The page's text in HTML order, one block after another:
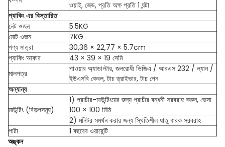
ওয়াই, জেড, প্রতি অক্ষ প্রতি 1 ঘন্টা
প্যাকিং এর বিস্তারিত
নেট ওজন
5.5KG
মোট ওজন
7KG
পণ্য মাত্রা
30,36 × 22,77 × 5.7cm
প্যাকিং আকার
43 × 39 × 19 সেমি
মালপত্র
পাওয়ার অ্যাডাপ্টার, জলরোধী ভিজিএ / আরএস 232 / ল্যান /
ইউএসবি কেবল, টাচ ড্রাইভার, টাচ পেন
অন্যান্য
মাউন্টিং (বিকল্পসমূহ)
1) প্রাচীর-মাউন্টিংয়ের জন্য প্রাচীর বন্ধনী সরবরাহ করুন, ভেসা
100 × 100 মিমি
2) মনিটর সমর্থন করার জন্য স্থিতিশীল ধাতু ধারক সরবরাহ
পাটা
1 বছরের ওয়ারেন্টি
অঙ্কন